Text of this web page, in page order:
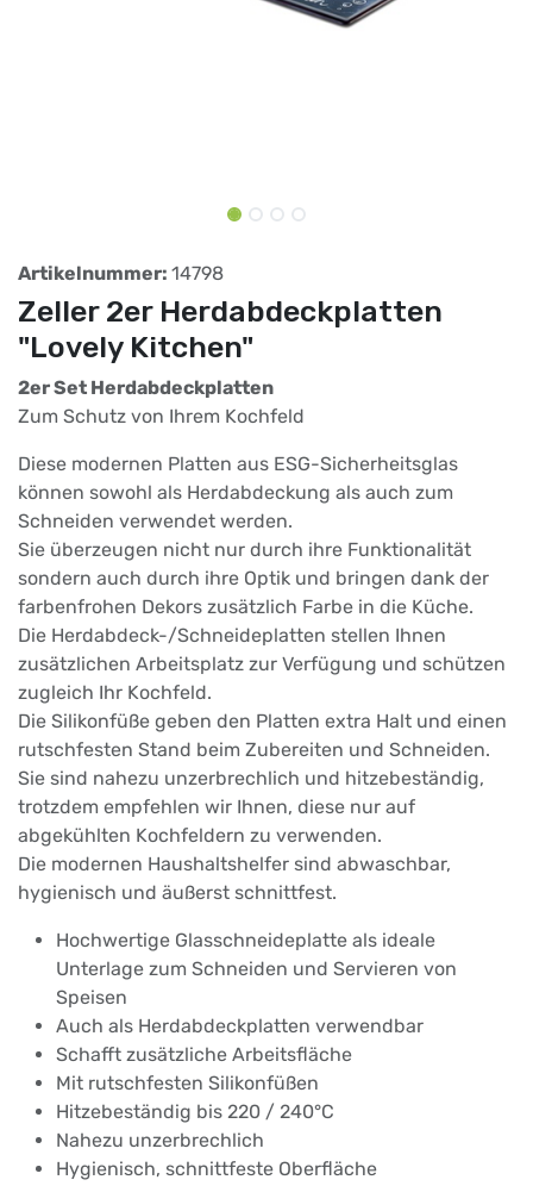
Artikelnummer: 14798
Zeller 2er Herdabdeckplatten
"Lovely Kitchen"
2er Set Herdabdeckplatten
Zum Schutz von Ihrem Kochfeld
Diese modernen Platten aus ESG-Sicherheitsglas
können sowohl als Herdabdeckung als auch zum
Schneiden verwendet werden.
Sie überzeugen nicht nur durch ihre Funktionalität
sondern auch durch ihre Optik und bringen dank der
farbenfrohen Dekors zusätzlich Farbe in die Küche.
Die Herdabdeck-/Schneideplatten stellen Ihnen
zusätzlichen Arbeitsplatz zur Verfügung und schützen
zugleich Ihr Kochfeld.
Die Silikonfüße geben den Platten extra Halt und einen
rutschfesten Stand beim Zubereiten und Schneiden.
Sie sind nahezu unzerbrechlich und hitzebeständig,
trotzdem empfehlen wir Ihnen, diese nur auf
abgekühlten Kochfeldern zu verwenden.
Die modernen Haushaltshelfer sind abwaschbar,
hygienisch und äußerst schnittfest.
Hochwertige Glasschneideplatte als ideale
Unterlage zum Schneiden und Servieren von
Speisen
Auch als Herdabdeckplatten verwendbar
Schafft zusätzliche Arbeitsfläche
Mit rutschfesten Silikonfüßen
Hitzebeständig bis 220 / 240°C
Nahezu unzerbrechlich
Hygienisch, schnittfeste Oberfläche